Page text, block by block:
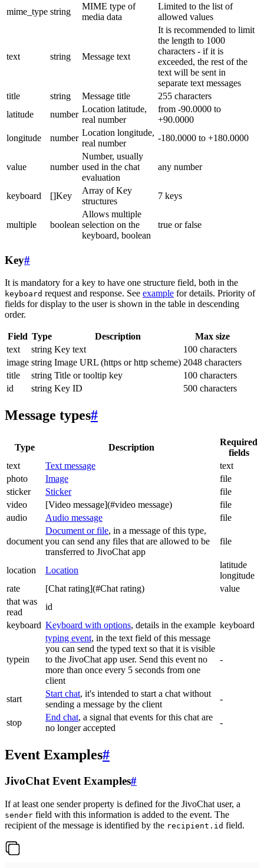
mime_type string
MIME type of
media data
Limited to the list of
allowed values
text string Message text
It is recommended to limit
the length to 1000
characters - if it is
exceeded, the rest of the
text will be sent in
separate text messages
title
string Message title
255 characters
latitude
number
Location latitude,
real number
from -90.0000 to
+90.0000
longitude
number
Location longitude,
real number
-180.0000 to +180.0000
value number
Number, usually
used in the chat
evaluation
any number
keyboard []Key
Array of Key
structures
7 keys
multiple boolean
Allows multiple
selection on the
keyboard, boolean
true or false
Key#
It is mandatory for a key to have one structure field, both in the
keyboard request and response. See example for details. Priority of
fields for display to the user is shown in the table in descending
order.
Field Type Description
Max size
text
string Key text
100 characters
image string Image URL (https or http scheme) 2048 characters
title
string Title or tooltip key
100 characters
id
string Key ID 500 characters
Message types#
Type Description
Required
fields
text
Text message
text
photo
Image
file
sticker
Sticker
file
video
[Video message](#video message)
file
audio
Audio message file
document
Document or file, in a message of this type,
you can send any files that are allowed to be
transferred to JivoChat app
file
location Location
latitude
longitude
rate
[Chat rating](#Chat rating)
value
that was
read
id
keyboard Keyboard with options, details in the example keyboard
typein
typing event, in the text field of this message
you can send the typed text so that it is visible
to the JivoChat app user. Send this event no
more than once every 5 seconds from one
client
-
start
Start chat, it's intended to start a chat without
sending a message by the client
-
stop
End chat, a signal that events for this chat are
no longer accepted
-
Event Examples#
JivoChat Event Examples#
If at least one sender property is defined for the JivoChat user, a
sender field with this information is added to the event. The
recipient of the message is identified by the recipient.id field.